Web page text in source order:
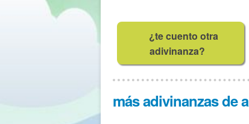
¿te cuento otra
adivinanza?
más adivinanzas de